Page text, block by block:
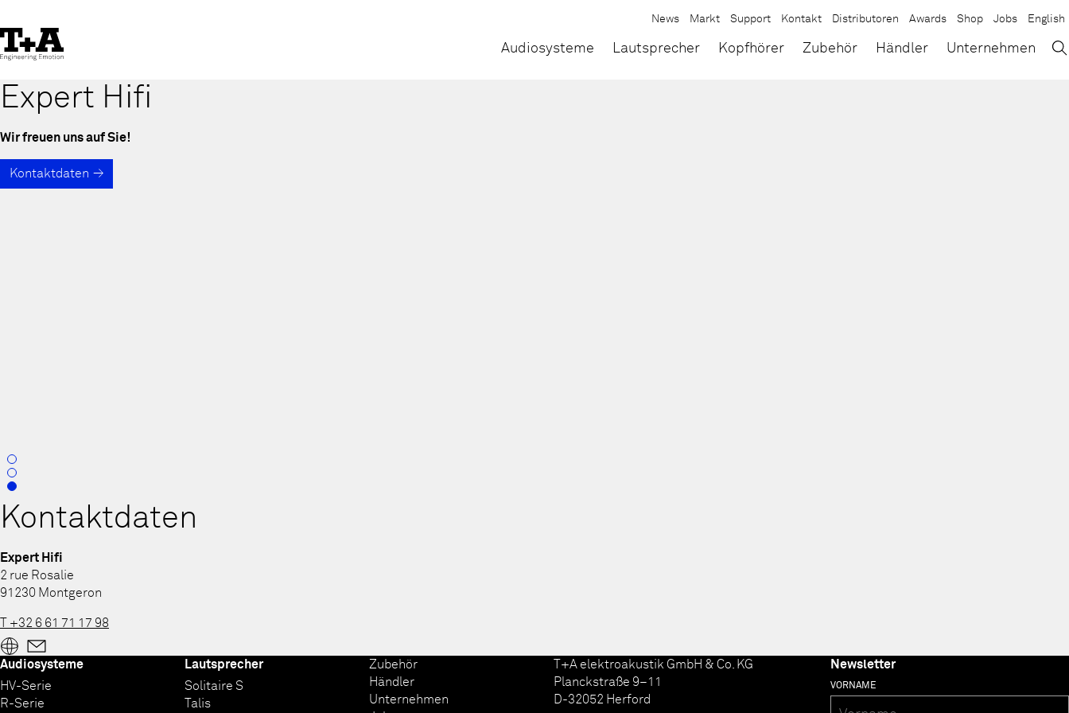
to
Content
Audiosysteme Lautsprecher Kopfhörer Zubehör Händler Unternehmen
News Markt Support Kontakt Distributoren Awards Shop Jobs English
Expert Hifi
Wir freuen uns auf Sie!
Kontaktdaten
Kontaktdaten
Expert Hifi
2 rue Rosalie
91230 Montgeron
T +32 6 61 71 17 98
Audiosysteme
HV-Serie
R-Serie
Lautsprecher
Solitaire S
Talis
Zubehör
Händler
Unternehmen
T+A elektroakustik GmbH & Co. KG
Planckstraße 9–11
D-32052 Herford
Newsletter
VORNAME
→ ×
0
1